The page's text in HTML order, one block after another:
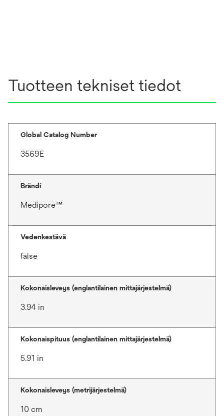
Tuotteen tekniset tiedot
Global Catalog Number
3569E
Brändi
Medipore™
Vedenkestävä
false
Kokonaisleveys (englantilainen mittajärjestelmä)
3.94 in
Kokonaispituus (englantilainen mittajärjestelmä)
5.91 in
Kokonaisleveys (metrijärjestelmä)
10 cm